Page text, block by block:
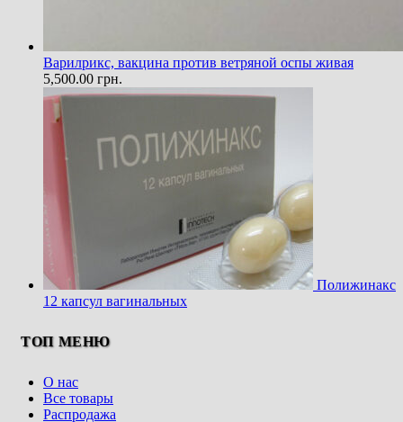
Варилрикс, вакцина против ветряной оспы живая
5,500.00 грн.
Полижинакс
12 капсул вагинальных
ТОП МЕНЮ
О нас
Все товары
Распродажа